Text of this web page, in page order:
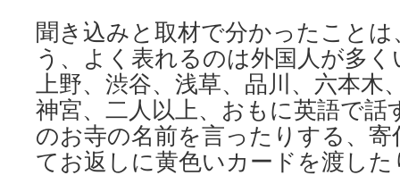
聞き込みと取材で分かったこと
う、よく表れるのは外国人が多
上野、渋谷、浅草、品川、六本木
神宮、二人以上、おもに英語で
のお寺の名前を言ったりする、
てお返しに黄色いカードを渡し